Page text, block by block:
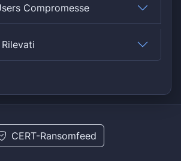
Compromesse
CERT-Ransomfeed